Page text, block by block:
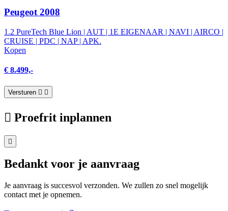
Peugeot 2008
1.2 PureTech Blue Lion | AUT | 1E EIGENAAR | NAVI | AIRCO |
CRUISE | PDC | NAP | APK.
Kopen
€ 8.499,-
Versturen
Proefrit inplannen
Bedankt voor je aanvraag
Je aanvraag is succesvol verzonden. We zullen zo snel mogelijk
contact met je opnemen.